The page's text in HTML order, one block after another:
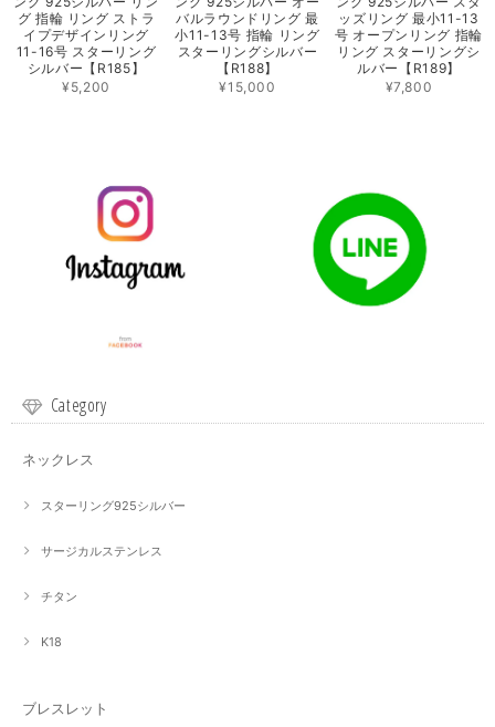
グ 指輪 リング ストラ
イプデザインリング
11-16号 スターリング
シルバー【R185】
¥5,200
バルラウンドリング 最
小11-13号 指輪 リング
スターリングシルバー
【R188】
¥15,000
ッズリング 最小11-13
号 オープンリング 指輪
リング スターリングシ
ルバー【R189】
¥7,800
Category
ネックレス
スターリング925シルバー
サージカルステンレス
チタン
K18
ブレスレット